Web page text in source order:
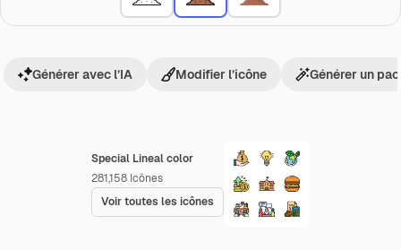
Special Lineal color
281,158 Icônes
Voir toutes les icônes
Générer avec l’IA Modifier l’icône Générer un